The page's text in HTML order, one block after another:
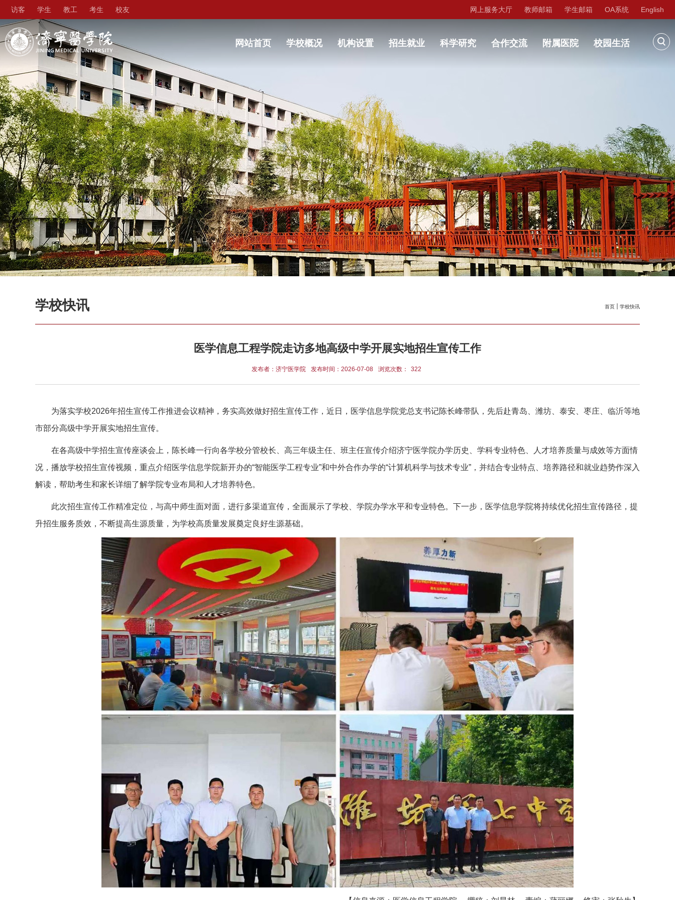
访客 学生 教工 考生 校友 网上服务大厅 教师邮箱 学生邮箱 OA系统 English
网站首页 学校概况 机构设置 招生就业 科学研究 合作交流 附属医院 校园生活
首页 学校快讯
学校快讯
医学信息工程学院走访多地高级中学开展实地招生宣传工作
发布者：济宁医学院 发布时间：2026-07-08 浏览次数： 322
为落实学校2026年招生宣传工作推进会议精神，务实高效做好招生宣传工作，近日，医学信息学院党总支书记陈长峰带队，先后赴青岛、潍坊、泰安、枣庄、临沂等地
市部分高级中学开展实地招生宣传。
在各高级中学招生宣传座谈会上，陈长峰一行向各学校分管校长、高三年级主任、班主任宣传介绍济宁医学院办学历史、学科专业特色、人才培养质量与成效等方面情
况，播放学校招生宣传视频，重点介绍医学信息学院新开办的“智能医学工程专业”和中外合作办学的“计算机科学与技术专业”，并结合专业特点、培养路径和就业趋势作深入
解读，帮助考生和家长详细了解学院专业布局和人才培养特色。
此次招生宣传工作精准定位，与高中师生面对面，进行多渠道宣传，全面展示了学校、学院办学水平和专业特色。下一步，医学信息学院将持续优化招生宣传路径，提
升招生服务质效，不断提高生源质量，为学校高质量发展奠定良好生源基础。